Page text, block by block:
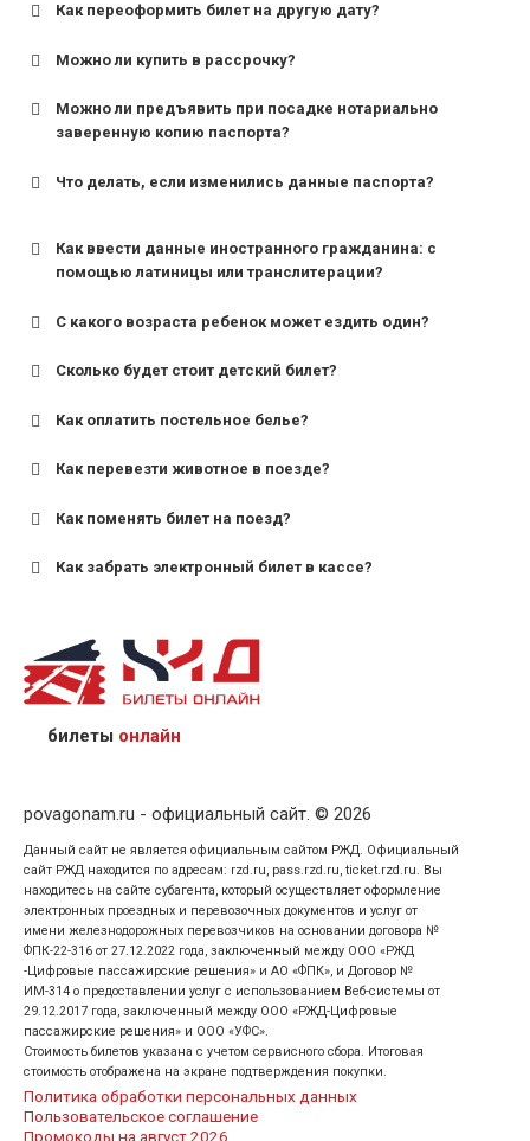
Как переоформить билет на другую дату?
Можно ли купить в рассрочку?
Можно ли предъявить при посадке нотариально
заверенную копию паспорта?
Что делать, если изменились данные паспорта?
Как ввести данные иностранного гражданина: с
помощью латиницы или транслитерации?
С какого возраста ребенок может ездить один?
для поездов дальнего следования — от 10 лет и
для пригородных поездов — от 7 лет.
Сколько будет стоит детский билет?
Как оплатить постельное белье?
Как перевезти животное в поезде?
Как поменять билет на поезд?
Как забрать электронный билет в кассе?
назвав кассиру 14-значный номер заказа;
предъявив удостоверение личности пассажира, на
кого оформлен билет.
билеты онлайн
povagonam.ru - официальный сайт. © 2026
Данный сайт не является официальным сайтом РЖД. Официальный
сайт РЖД находится по адресам: rzd.ru, pass.rzd.ru, ticket.rzd.ru. Вы
находитесь на сайте субагента, который осуществляет оформление
электронных проездных и перевозочных документов и услуг от
имени железнодорожных перевозчиков на основании договора №
ФПК-22-316 от 27.12.2022 года, заключенный между ООО «РЖД
-Цифровые пассажирские решения» и АО «ФПК», и Договор №
ИМ-314 о предоставлении услуг с использованием Веб-системы от
29.12.2017 года, заключенный между ООО «РЖД-Цифровые
пассажирские решения» и ООО «УФС».
Стоимость билетов указана с учетом сервисного сбора. Итоговая
стоимость отображена на экране подтверждения покупки.
Политика обработки персональных данных
Пользовательское соглашение
Промокоды на август 2026